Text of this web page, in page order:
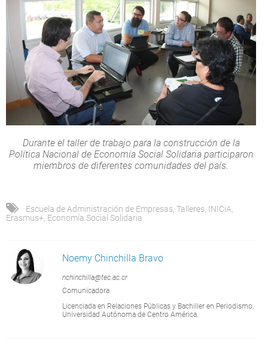
Durante el taller de trabajo para la construcción de la
Política Nacional de Economía Social Solidaria participaron
miembros de diferentes comunidades del país.
Escuela de Administración de Empresas Talleres INICiA
Erasmus+ Economía Social Solidaria
Noemy Chinchilla Bravo
nchinchilla@tec.ac.cr
Comunicadora
Licenciada en Relaciones Públicas y Bachiller en Periodismo,
Universidad Autónoma de Centro América.